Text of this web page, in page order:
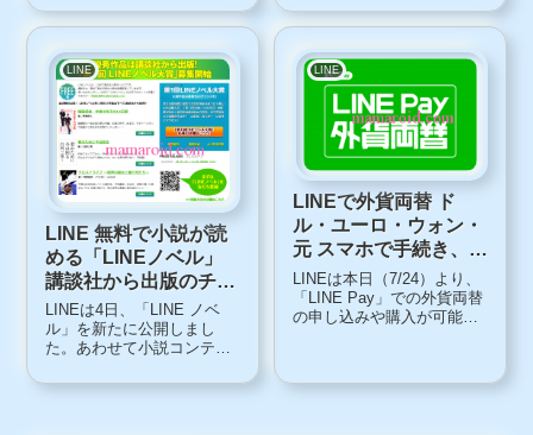
日以内キャンセル 過去に
さかのぼって適用これは、
総務省から行政指導を受け
たことに対する対応。ユー
ザーの「確認措置（8日以内
キャンセル）...
LINE
LINE 無料で小説が読
める「LINEノベル」
講談社から出版のチャ
ンスも
LINEは4日、「LINE ノベ
ル」を新たに公開しまし
た。あわせて小説コンテス
賞」の開催も発表しまし
LINE
LINEで外貨両替 ド
ル・ユーロ・ウォン・
元 スマホで手続き、自
宅や職場で外貨受け取
り
LINEは本日（7/24）より、
「LINE Pay」での外貨両替
の申し込みや購入が可能に